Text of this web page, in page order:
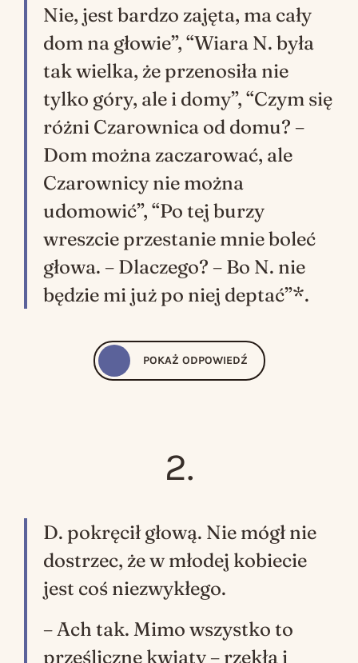
Nie, jest bardzo zajęta, ma cały
dom na głowie”, “Wiara N. była
tak wielka, że przenosiła nie
tylko góry, ale i domy”, “Czym się
różni Czarownica od domu? –
Dom można zaczarować, ale
Czarownicy nie można
udomowić”, “Po tej burzy
wreszcie przestanie mnie boleć
głowa. – Dlaczego? – Bo N. nie
będzie mi już po niej deptać”*.
POKAŻ ODPOWIEDŹ
2.
D. pokręcił głową. Nie mógł nie
dostrzec, że w młodej kobiecie
jest coś niezwykłego.
– Ach tak. Mimo wszystko to
prześliczne kwiaty – rzekła i